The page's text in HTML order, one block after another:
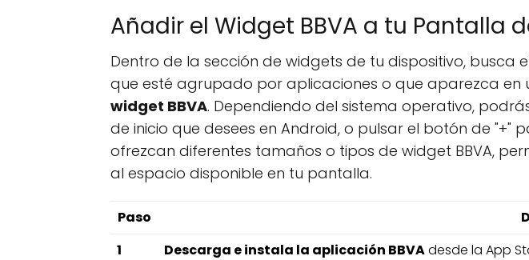
Añadir el Widget BBVA a tu Pantalla
Dentro de la sección de widgets de tu dispositivo, busca
que esté agrupado por aplicaciones o que aparezca en
widget BBVA. Dependiendo del sistema operativo,
de inicio que desees en Android, o pulsar el botón de "+"
ofrezcan diferentes tamaños o tipos de widget BBVA,
al espacio disponible en tu pantalla.
Paso
1
Descarga e instala la aplicación BBVAdesde la App